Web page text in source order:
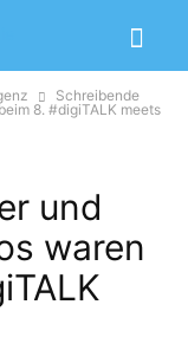
Schreibende
8. #digiTALK meets
und
waren